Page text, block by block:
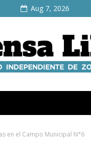
Aug 7, 2026
en el Campo Municipal N°6